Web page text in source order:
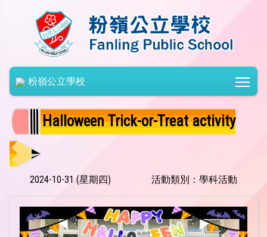
粉嶺公立學校
Halloween Trick-or-Treat activity
2024-10-31 (星期四) 活動類別：學科活動